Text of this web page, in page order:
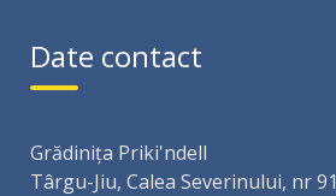
Date contact
Grădinița Priki'ndell
Târgu-Jiu, Calea Severinului, nr 91